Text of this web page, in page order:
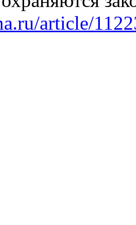
article/